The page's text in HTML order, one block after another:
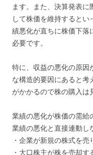
ます。また、決算発表
して株価を維持すると
績悪化が直ちに株価下落
必要です。
特に、収益の悪化の原因
な構造的要因にあると考
がかかるので株の購入は
業績の悪化が株価の需給
業績の悪化と直接連動し
・企業が新規の株式を
・大口株主が株を売却す